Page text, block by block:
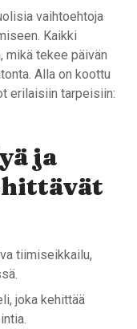
vaihtoehtoja
Kaikki
mikä tekee päivän
Alla on koottu
erilaisiin tarpeisiin:
ja
tiimiseikkailu,
joka kehittää